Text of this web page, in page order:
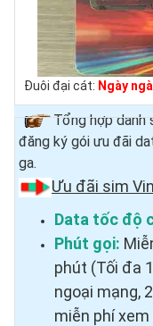
Đuôi đại cát: Ngày
Tổng hợp danh
đăng ký gói ưu đãi
ga.
Ưu đãi sim
Data tốc độ
Phút gọi:
phút (Tối đa
ngoại mạng,
miễn phí